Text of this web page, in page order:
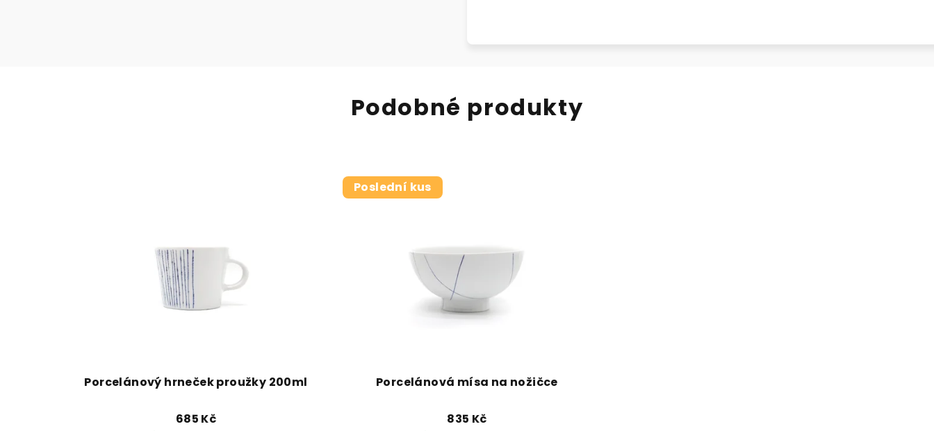
Podobné produkty
Porcelánový hrneček proužky 200ml
685 Kč
Poslední kus
Porcelánová mísa na nožičce
835 Kč